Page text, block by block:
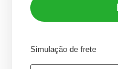
Simulação de frete